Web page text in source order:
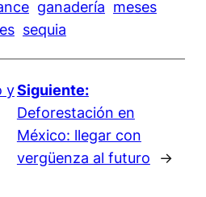
ganadería meses
sequia
ySiguiente:
Deforestación en
México: llegar con
vergüenza al futuro
→